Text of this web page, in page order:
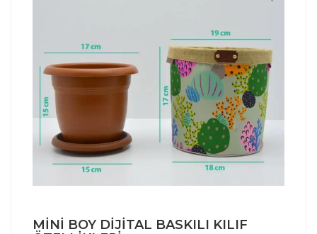
MINI BOY DIJITAL BASKILI KILIF